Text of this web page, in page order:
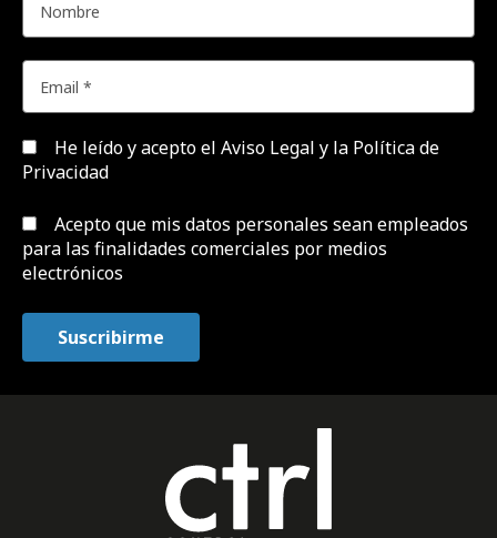
He leído y acepto el Aviso Legal y la Política de
Privacidad
Acepto que mis datos personales sean empleados
para las finalidades comerciales por medios
electrónicos